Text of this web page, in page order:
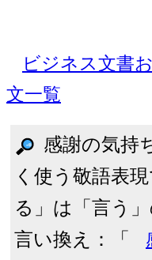
ビジネス文書
文一覧
感謝の気持
く使う敬語表
る」は「言う
言い換え：「